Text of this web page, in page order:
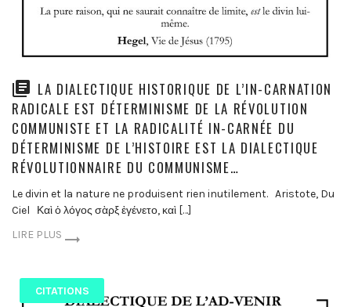
LA DIALECTIQUE HISTORIQUE DE L’IN-CARNATION
RADICALE EST DÉTERMINISME DE LA RÉVOLUTION
COMMUNISTE ET LA RADICALITÉ IN-CARNÉE DU
DÉTERMINISME DE L’HISTOIRE EST LA DIALECTIQUE
RÉVOLUTIONNAIRE DU COMMUNISME…
Le divin et la nature ne produisent rien inutilement. Aristote, Du
Ciel Καὶ ὁ λόγος σὰρξ ἐγένετο, καὶ […]
LIRE PLUS
CITATIONS